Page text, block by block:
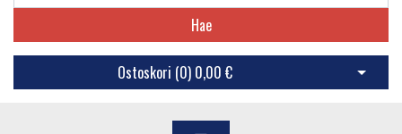
Hae
Ostoskori (0) 0,00 € Avaa